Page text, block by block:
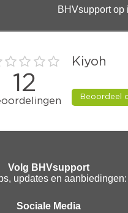
BHVsupport op
Volg BHVsupport
updates en aanbiedingen:
Sociale Media